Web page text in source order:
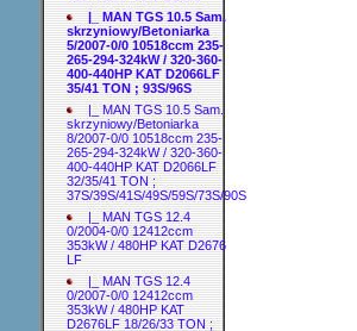
|_ MAN TGS 10.5 Sam.
skrzyniowy/Betoniarka
5/2007-0/0 10518ccm 235-
265-294-324kW / 320-360-
400-440HP KAT D2066LF
35/41 TON ; 93S/96S
|_ MAN TGS 10.5 Sam.
skrzyniowy/Betoniarka
8/2007-0/0 10518ccm 235-
265-294-324kW / 320-360-
400-440HP KAT D2066LF
32/35/41 TON ;
37S/39S/41S/49S/59S/73S/90S
|_ MAN TGS 12.4
0/2004-0/0 12412ccm
353kW / 480HP KAT D2676
LF
|_ MAN TGS 12.4
0/2007-0/0 12412ccm
353kW / 480HP KAT
D2676LF 18/26/33 TON ;